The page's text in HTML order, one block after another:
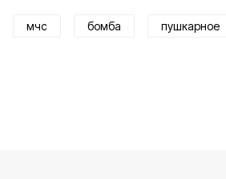
мчс бомба пушкарное